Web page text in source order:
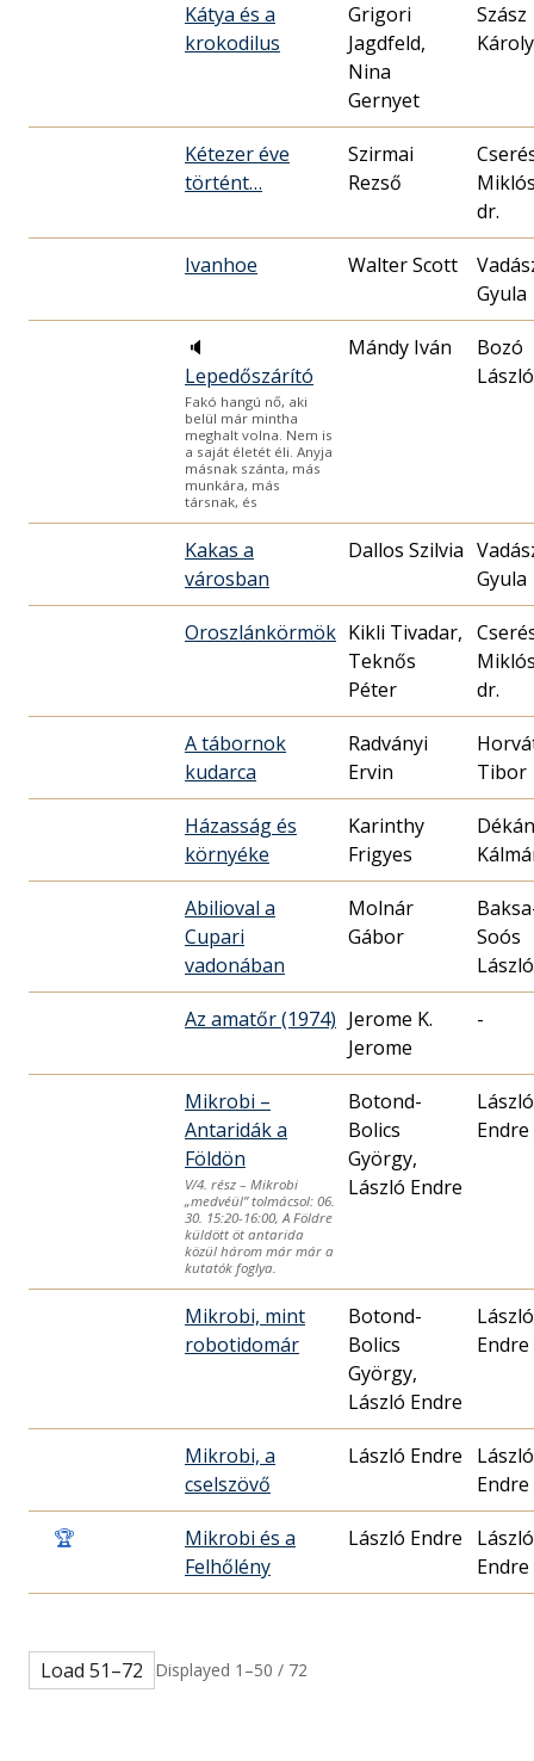
Kátya és a
krokodilus
Grigori
Jagdfeld,
Nina
Gernyet
Szász
Károly
Kétezer éve
történt…
Szirmai
Rezső
dr.
Ivanhoe Walter Scott
Gyula
🔈
Lepedőszárító
Fakó hangú nő, aki
belül már mintha
meghalt volna. Nem is
a saját életét éli. Anyja
másnak szánta, más
munkára, más
társnak, és
Mándy Iván
Bozó
László
Kakas a
városban
Dallos Szilvia
Gyula
Oroszlánkörmök Kikli Tivadar,
Teknős
Péter
dr.
A tábornok
kudarca
Radványi
Ervin
Házasság és
környéke
Karinthy
Frigyes
Abilioval a
Cupari
vadonában
Molnár
Gábor
Soós
László
Az amatőr (1974) Jerome K.
Jerome
-
Mikrobi –
Antaridák a
Földön
V/4. rész – Mikrobi
„medvéül” tolmácsol: 06.
30. 15:20-16:00, A Földre
küldött öt antarida
közül három már már a
kutatók foglya.
Botond-
Bolics
György,
László Endre
László
Endre
Mikrobi, mint
robotidomár
Botond-
Bolics
György,
László Endre
László
Endre
Mikrobi, a
cselszövő
László Endre
László
Endre
🏆
Mikrobi és a
Felhőlény
László Endre
László
Endre
Load 51–72 Displayed 1–50 / 72